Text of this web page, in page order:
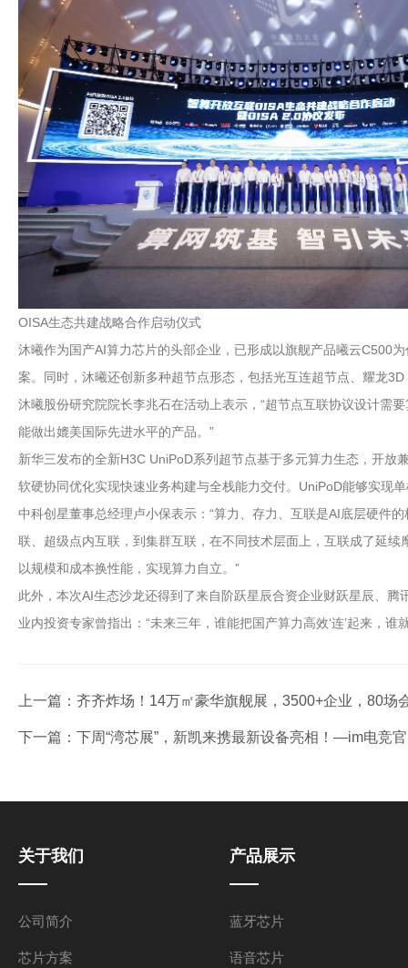
OISA生态共建战略合作启动仪式
沐曦作为国产AI算力芯片的头部企业，已形成以旗舰产品曦云C500
案。同时，沐曦还创新多种超节点形态，包括光互连超节点、耀龙
沐曦股份研究院院长李兆石在活动上表示，“超节点互联协议设计需
能做出媲美国际先进水平的产品。”
新华三发布的全新H3C UniPoD系列超节点基于多元算力生态，开
软硬协同优化实现快速业务构建与全栈能力交付。UniPoD能够实现
中科创星董事总经理卢小保表示：“算力、存力、互联是AI底层硬件
联、超级点内互联，到集群互联，在不同技术层面上，互联成了延
以规模和成本换性能，实现算力自立。”
此外，本次AI生态沙龙还得到了来自阶跃星辰合资企业财跃星辰、
业内投资专家曾指出：“未来三年，谁能把国产算力高效‘连’起来，
上一篇： 齐齐炸场！14万㎡豪华旗舰展，3500+企业，80
下一篇： 下周“湾芯展”，新凯来携最新设备亮相！—im电竞
关于我们
公司简介
芯片方案
产品展示
蓝牙芯片
语音芯片